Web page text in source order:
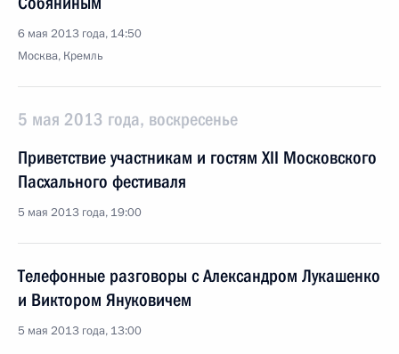
6 мая 2013 года, 14:50
Москва, Кремль
5 мая 2013 года, воскресенье
Приветствие участникам и гостям XII Московского
Пасхального фестиваля
5 мая 2013 года, 19:00
Телефонные разговоры с Александром Лукашенко
и Виктором Януковичем
5 мая 2013 года, 13:00